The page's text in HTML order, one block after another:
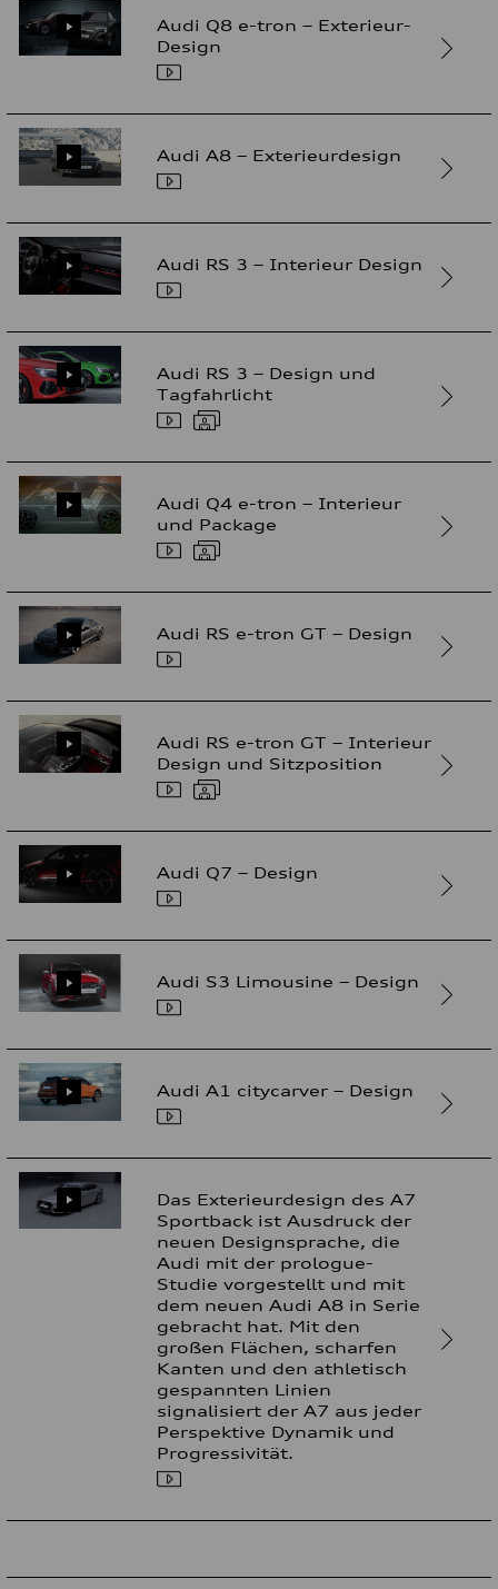
Audi Q8 e-tron – Exterieur-
Design
Audi A8 – Exterieurdesign
Audi RS 3 – Interieur Design
Audi RS 3 – Design und
Tagfahrlicht
Audi Q4 e-tron – Interieur
und Package
Audi RS e-tron GT – Design
Audi RS e-tron GT – Interieur
Design und Sitzposition
Audi Q7 – Design
Audi S3 Limousine – Design
Audi A1 citycarver – Design
Das Exterieurdesign des A7
Sportback ist Ausdruck der
neuen Designsprache, die
Audi mit der prologue-
Studie vorgestellt und mit
dem neuen Audi A8 in Serie
gebracht hat. Mit den
großen Flächen, scharfen
Kanten und den athletisch
gespannten Linien
signalisiert der A7 aus jeder
Perspektive Dynamik und
Progressivität.